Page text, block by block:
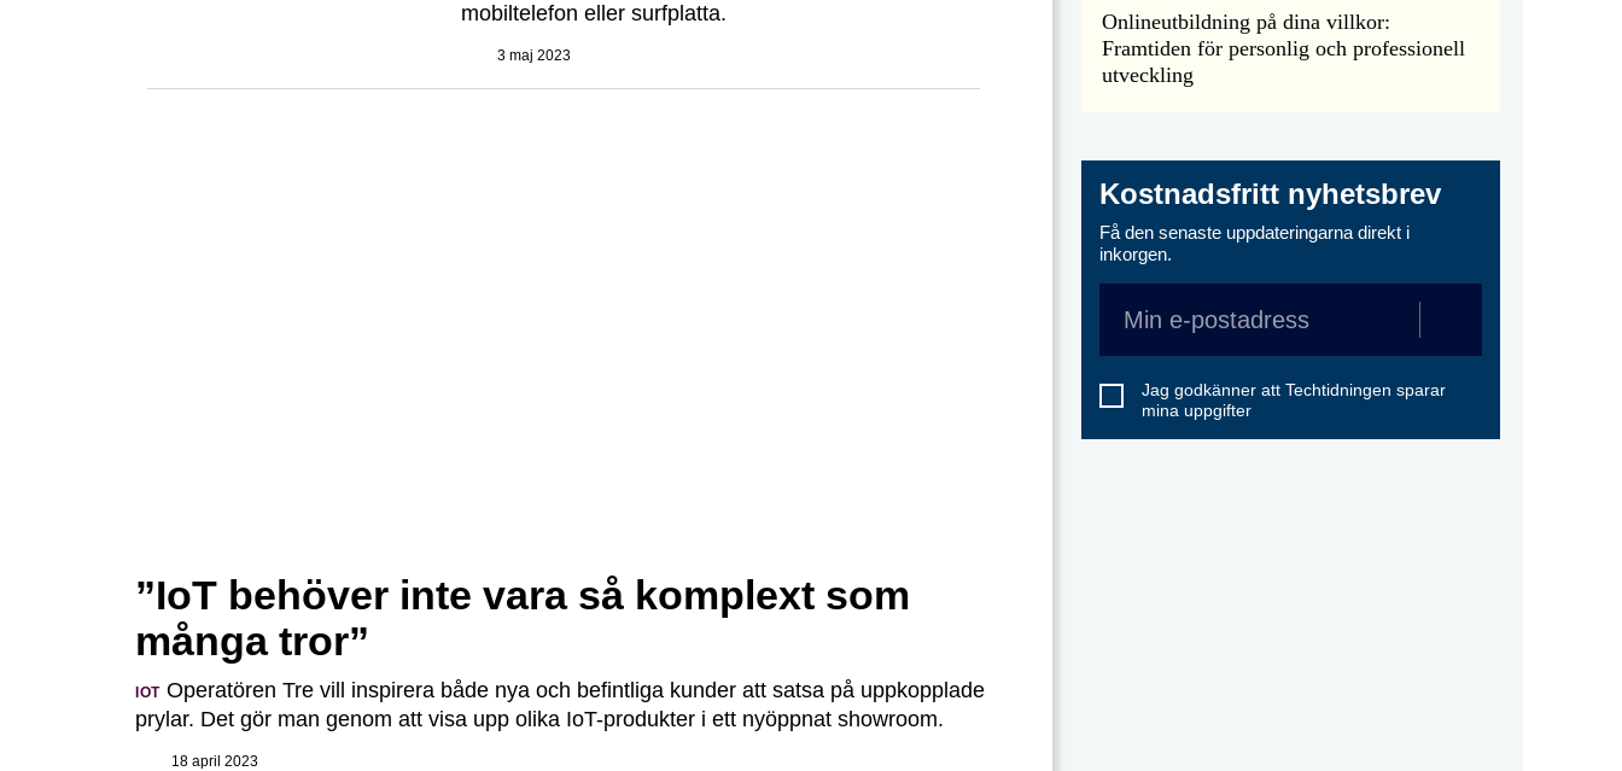
mobiltelefon eller surfplatta.
3 maj 2023
”IoT behöver inte vara så komplext som
många tror”
IOTOperatören Tre vill inspirera både nya och befintliga kunder att satsa på uppkopplade
prylar. Det gör man genom att visa upp olika IoT-produkter i ett nyöppnat showroom.
18 april 2023
Onlineutbildning på dina villkor:
Framtiden för personlig och professionell
utveckling
Kostnadsfritt nyhetsbrev
Få den senaste uppdateringarna direkt i
inkorgen.
Jag godkänner att Techtidningen sparar
mina uppgifter